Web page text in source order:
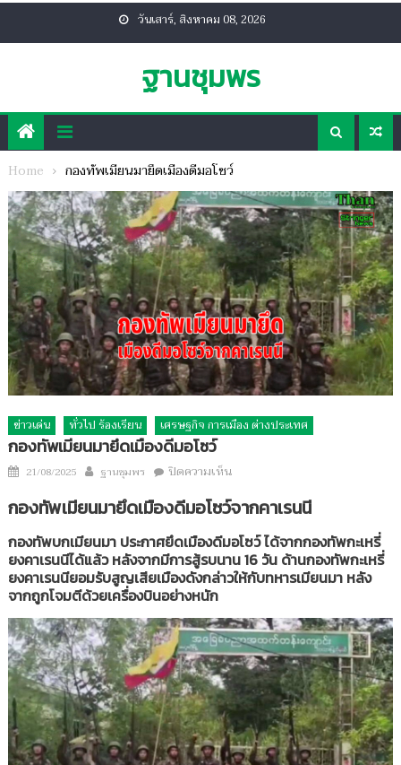
วันเสาร์, สิงหาคม 08, 2026
ฐานชุมพร
Home กองทัพเมียนมายึดเมืองดีมอโซว์
ข่าวเด่น ทั่วไป ร้องเรียน เศรษฐกิจ การเมือง ต่างประเทศ
กองทัพเมียนมายึดเมืองดีมอโซว์
Posted
21/08/2025 Author
ฐานชุมพร ปิดความเห็นบน
เมีย
นมา
ยึด
เมือง
มอ
โซว์
กองทัพเมียนมายึดเมืองดีมอโซว์จากคาเรนนี
กองทัพบกเมียนมา ประกาศยึดเมืองดีมอโซว์ ได้จากกองทัพกะเหรี่
ยงคาเรนนีได้แล้ว หลังจากมีการสู้รบนาน 16 วัน ด้านกองทัพกะเหรี่
ยงคาเรนนียอมรับสูญเสียเมืองดังกล่าวให้กับทหารเมียนมา หลัง
จากถูกโจมตีด้วยเครื่องบินอย่างหนัก